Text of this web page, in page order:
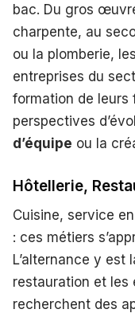
bac. Du gros
charpente, au
ou la plomberie,
entreprises du
formation de leurs
perspectives
d’équipe ou la
Hôtellerie,
Cuisine, service
: ces métiers
L’alternance y est
restauration et les
recherchent des